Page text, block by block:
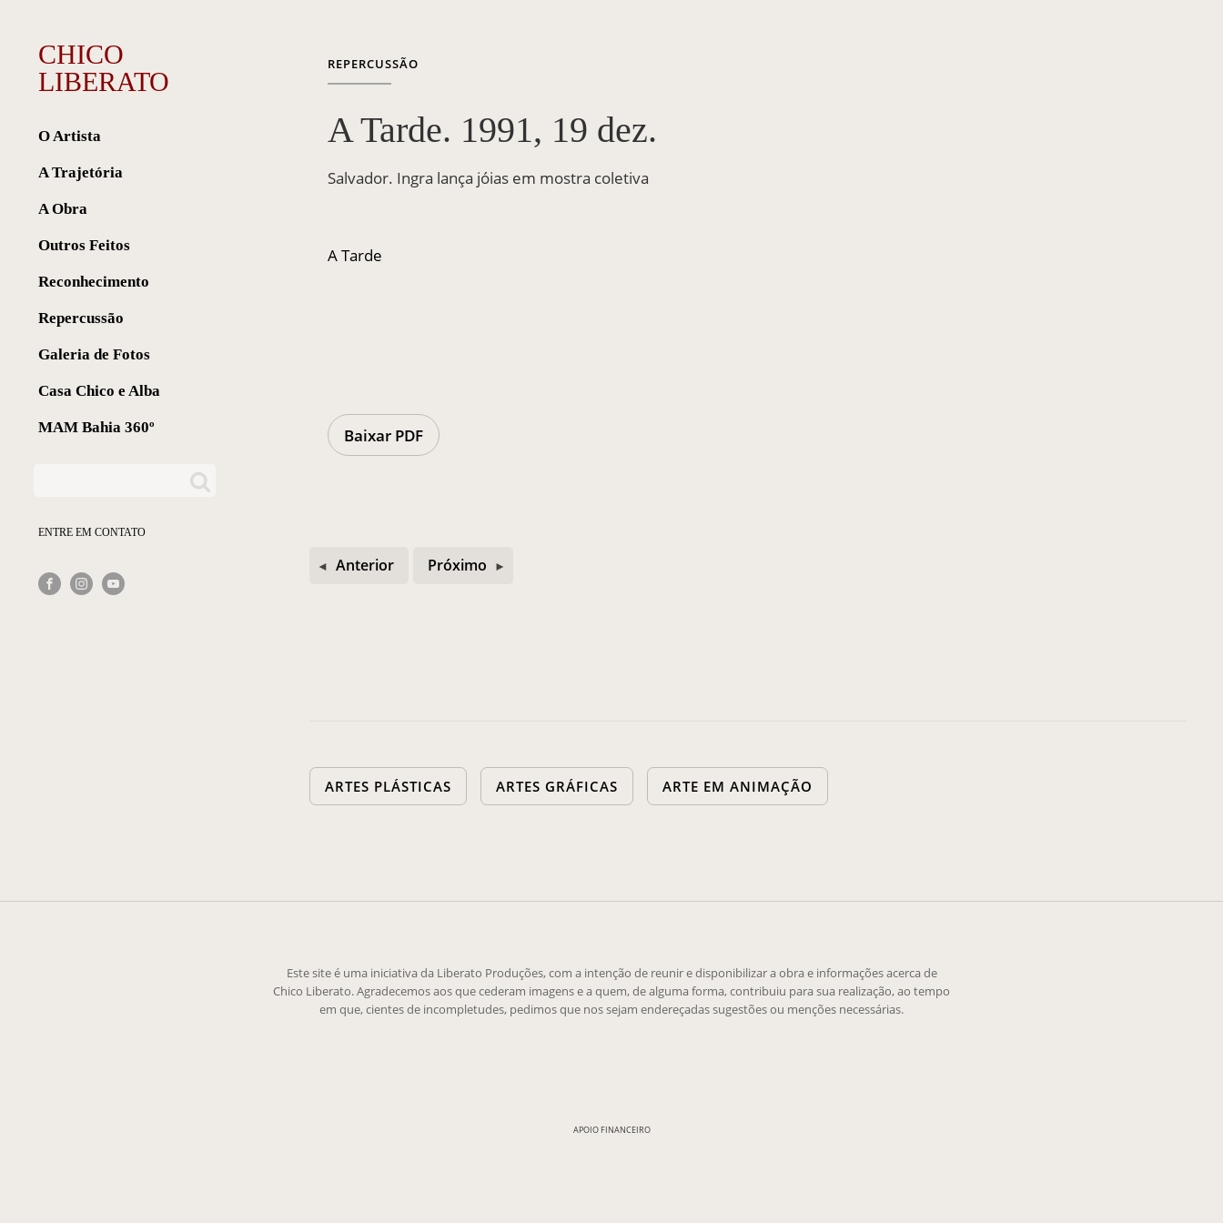
CHICO
LIBERATO
O Artista
A Trajetória
A Obra
Outros Feitos
Reconhecimento
Repercussão
Galeria de Fotos
Casa Chico e Alba
MAM Bahia 360º
ENTRE EM CONTATO
REPERCUSSÃO
A Tarde. 1991, 19 dez.
Salvador. Ingra lança jóias em mostra coletiva
A Tarde
Baixar PDF
Anterior Próximo
ARTES PLÁSTICAS ARTES GRÁFICAS ARTE EM ANIMAÇÃO
Este site é uma iniciativa da Liberato Produções, com a intenção de reunir e disponibilizar a obra e informações acerca de
Chico Liberato. Agradecemos aos que cederam imagens e a quem, de alguma forma, contribuiu para sua realização, ao tempo
em que, cientes de incompletudes, pedimos que nos sejam endereçadas sugestões ou menções necessárias.
APOIO FINANCEIRO